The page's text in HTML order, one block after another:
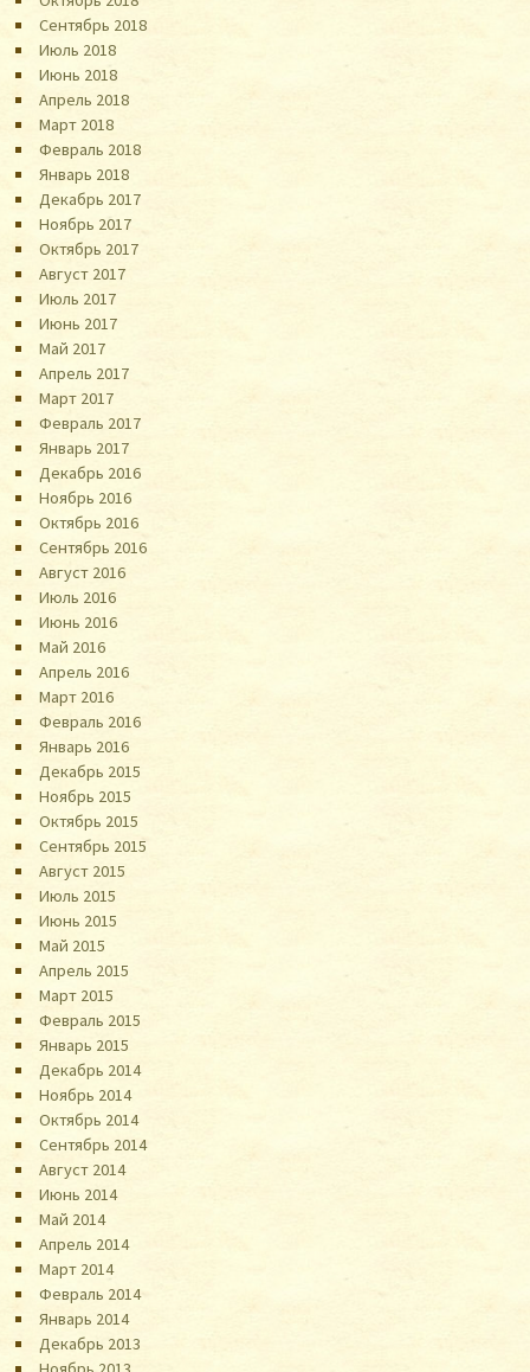
Сентябрь 2018
Июль 2018
Июнь 2018
Апрель 2018
Март 2018
Февраль 2018
Январь 2018
Декабрь 2017
Ноябрь 2017
Октябрь 2017
Август 2017
Июль 2017
Июнь 2017
Май 2017
Апрель 2017
Март 2017
Февраль 2017
Январь 2017
Декабрь 2016
Ноябрь 2016
Октябрь 2016
Сентябрь 2016
Август 2016
Июль 2016
Июнь 2016
Май 2016
Апрель 2016
Март 2016
Февраль 2016
Январь 2016
Декабрь 2015
Ноябрь 2015
Октябрь 2015
Сентябрь 2015
Август 2015
Июль 2015
Июнь 2015
Май 2015
Апрель 2015
Март 2015
Февраль 2015
Январь 2015
Декабрь 2014
Ноябрь 2014
Октябрь 2014
Сентябрь 2014
Август 2014
Июнь 2014
Май 2014
Апрель 2014
Март 2014
Февраль 2014
Январь 2014
Декабрь 2013